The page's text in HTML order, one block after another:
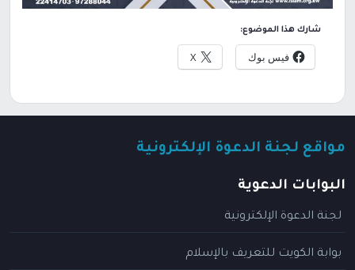
شارك هذا الموضوع:
فيس بوك X
مواقع لجنة الدعوة الإلكترونية
البوابات الدعوية
لجنة الدعوة الإلكترونية
بوابة الكويت للتعريف بالإسلام